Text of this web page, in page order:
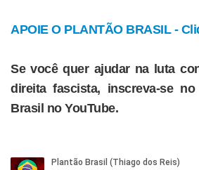
APOIE O PLANTÃO BRASIL -
Se você quer ajudar na luta
direita fascista, inscreva-se
Brasil no YouTube.